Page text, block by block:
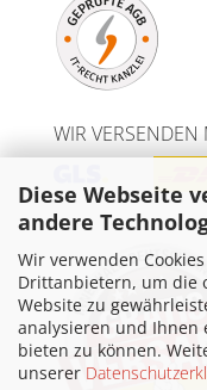
Diese Webseite
andere
Wir verwenden
Drittanbietern, um die
Website zu
analysieren und Ihnen
bieten zu können.
unserer
WIR VERSENDEN